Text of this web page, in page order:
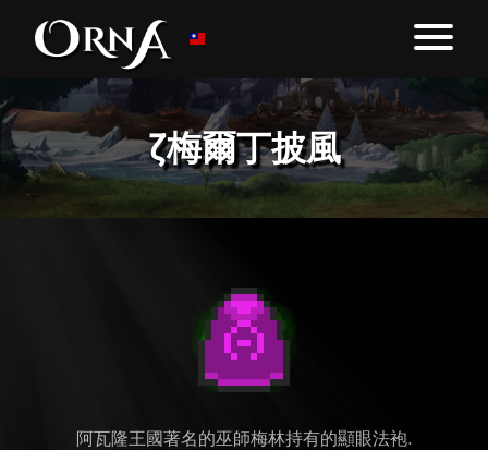
ζ梅爾丁披風
阿瓦隆王國著名的巫師梅林持有的顯眼法袍.